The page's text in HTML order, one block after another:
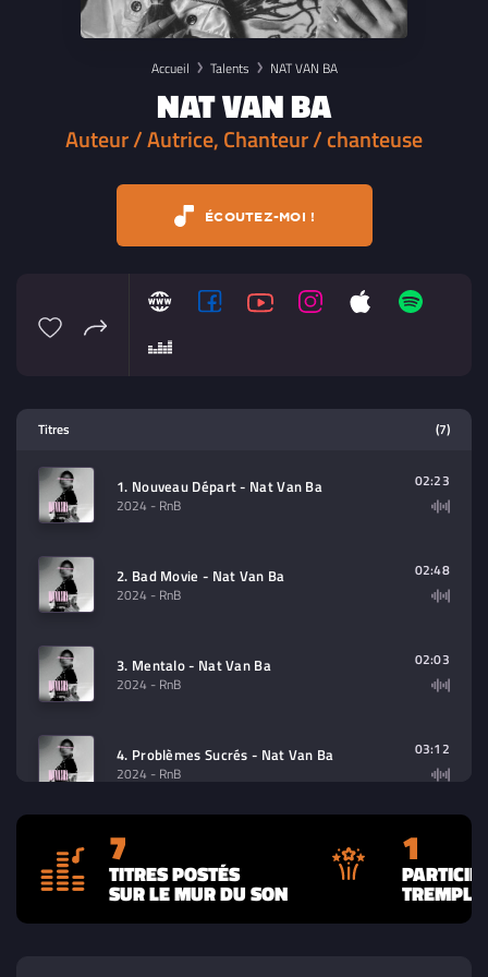
Accueil Talents NAT VAN BA
NAT VAN BA
Auteur / Autrice, Chanteur / chanteuse
ÉCOUTEZ-MOI !
contenu à lire (audio/video)
Titres (7)
1. Nouveau Départ - Nat Van Ba
2024 - RnB
02:23
2. Bad Movie - Nat Van Ba
2024 - RnB
02:48
3. Mentalo - Nat Van Ba
2024 - RnB
02:03
4. Problèmes Sucrés - Nat Van Ba
2024 - RnB
03:12
5. Mes Rêves - Nat Van Ba
2024 - RnB
03:12
02:22
7
TITRES POSTÉS
SUR LE MUR DU SON
1